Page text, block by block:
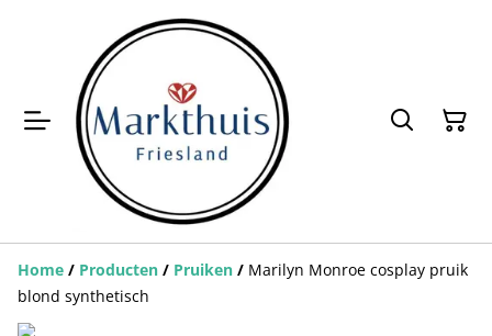
Home / Producten / Pruiken / Marilyn Monroe cosplay pruik
blond synthetisch